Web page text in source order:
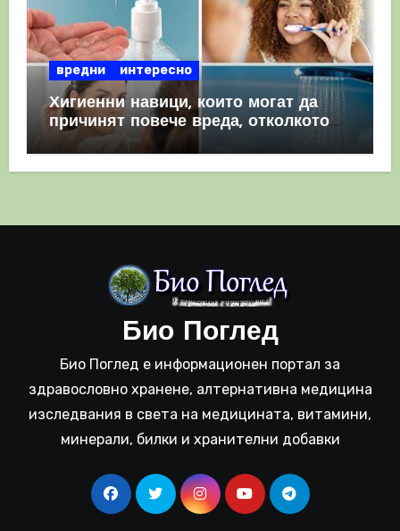
вредни интересно
Хигиенни навици, които могат да
причинят повече вреда, отколкото
полза
Био Поглед
Био Поглед е информационен портал за
здравословно хранене, алтернативна медицина
изследвания в света на медицината, витамини,
минерали, билки и хранителни добавки